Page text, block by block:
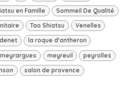
en Famille Sommeil De Qualité
Tao Shiatsu Venelles
la roque d'antheron
meyrargues meyreuil peyrolles
salon de provence